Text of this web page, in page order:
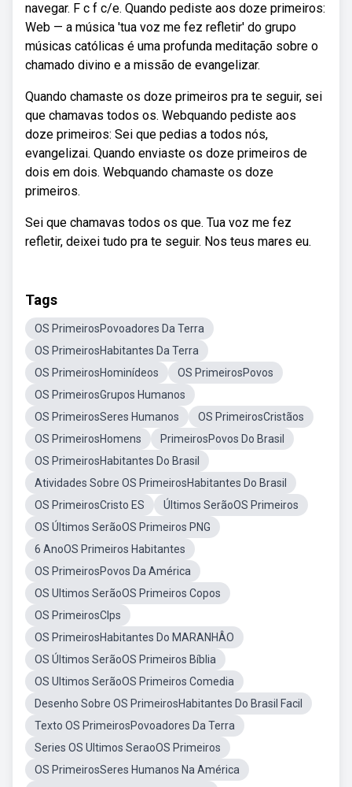
navegar. F c f c/e. Quando pediste aos doze primeiros:
Web — a música 'tua voz me fez refletir' do grupo
músicas católicas é uma profunda meditação sobre o
chamado divino e a missão de evangelizar.
Quando chamaste os doze primeiros pra te seguir, sei
que chamavas todos os. Webquando pediste aos
doze primeiros: Sei que pedias a todos nós,
evangelizai. Quando enviaste os doze primeiros de
dois em dois. Webquando chamaste os doze
primeiros.
Sei que chamavas todos os que. Tua voz me fez
refletir, deixei tudo pra te seguir. Nos teus mares eu.
Tags
OS PrimeirosPovoadores Da Terra
OS PrimeirosHabitantes Da Terra
OS PrimeirosHominídeos
OS PrimeirosPovos
OS PrimeirosGrupos Humanos
OS PrimeirosSeres Humanos
OS PrimeirosCristãos
OS PrimeirosHomens
PrimeirosPovos Do Brasil
OS PrimeirosHabitantes Do Brasil
Atividades Sobre OS PrimeirosHabitantes Do Brasil
OS PrimeirosCristo ES
Últimos SerãoOS Primeiros
OS Últimos SerãoOS Primeiros PNG
6 AnoOS Primeiros Habitantes
OS PrimeirosPovos Da América
OS Ultimos SerãoOS Primeiros Copos
OS PrimeirosClps
OS PrimeirosHabitantes Do MARANHÂO
OS Últimos SerãoOS Primeiros Bíblia
OS Ultimos SerãoOS Primeiros Comedia
Desenho Sobre OS PrimeirosHabitantes Do Brasil Facil
Texto OS PrimeirosPovoadores Da Terra
Series OS Ultimos SeraoOS Primeiros
OS PrimeirosSeres Humanos Na América